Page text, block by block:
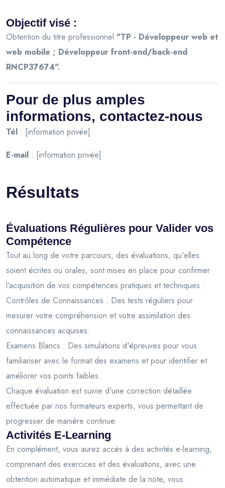
Objectif visé :
Obtention du titre professionnel "TP - Développeur web et
web mobile ; Développeur front-end/back-end
RNCP37674".
Pour de plus amples
informations, contactez-nous
Tél : [information privée]
E-mail : [information privée]
Résultats
Évaluations Régulières pour Valider vos
Compétence
Tout au long de votre parcours, des évaluations, qu'elles
soient écrites ou orales, sont mises en place pour confirmer
l'acquisition de vos compétences pratiques et techniques :
Contrôles de Connaissances : Des tests réguliers pour
mesurer votre compréhension et votre assimilation des
connaissances acquises.
Examens Blancs : Des simulations d'épreuves pour vous
familiariser avec le format des examens et pour identifier et
améliorer vos points faibles.
Chaque évaluation est suivie d'une correction détaillée
effectuée par nos formateurs experts, vous permettant de
progresser de manière continue.
Activités E-Learning
En complément, vous aurez accès à des activités e-learning,
comprenant des exercices et des évaluations, avec une
obtention automatique et immédiate de la note, vous